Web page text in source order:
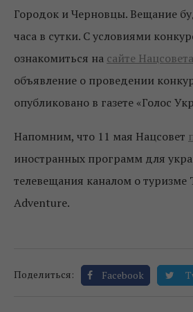
Городок и Черновцы. Вещание
часа в сутки. С условиями
ознакомиться на сайте Нацсовета
объявление о проведении
опубликовано в газете «Голос
Напомним, что 11 мая Нацсовет
иностранных программ для
телевещания каналом о туризме
Adventure.
Поделиться: Facebook